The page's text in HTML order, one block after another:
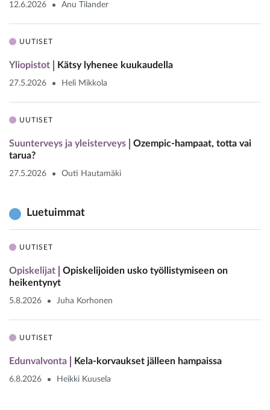
12.6.2026 Anu Tilander
UUTISET
Yliopistot Kätsy lyhenee kuukaudella
27.5.2026 Heli Mikkola
UUTISET
Suunterveys ja yleisterveys
Ozempic-hampaat, totta vai
tarua?
27.5.2026 Outi Hautamäki
Luetuimmat
UUTISET
Opiskelijat
Opiskelijoiden usko työllistymiseen on
heikentynyt
5.8.2026 Juha Korhonen
UUTISET
Edunvalvonta Kela-korvaukset jälleen hampaissa
6.8.2026 Heikki Kuusela